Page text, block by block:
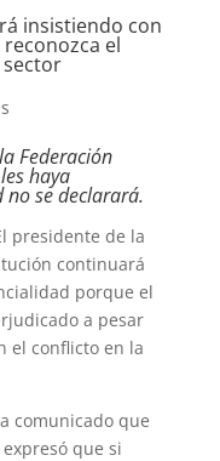
insistiendo con
reconozca el
sector
Federación
haya
se declarará.
presidente de la
continuará
porque el
a pesar
el conflicto en la
comunicado que
que si